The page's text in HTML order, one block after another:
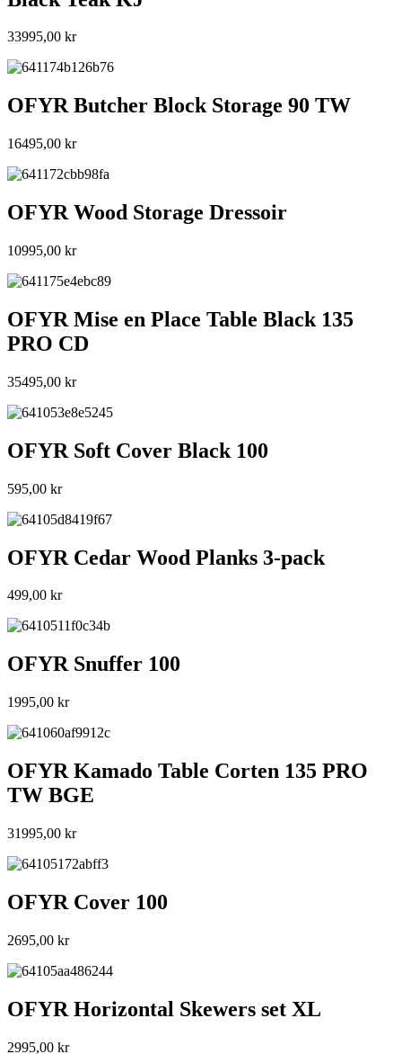
33995,00 kr
OFYR Butcher Block Storage 90 TW
16495,00 kr
OFYR Wood Storage Dressoir
10995,00 kr
OFYR Mise en Place Table Black 135
PRO CD
35495,00 kr
OFYR Soft Cover Black 100
595,00 kr
OFYR Cedar Wood Planks 3-pack
499,00 kr
OFYR Snuffer 100
1995,00 kr
OFYR Kamado Table Corten 135 PRO
TW BGE
31995,00 kr
OFYR Cover 100
2695,00 kr
OFYR Horizontal Skewers set XL
2995,00 kr